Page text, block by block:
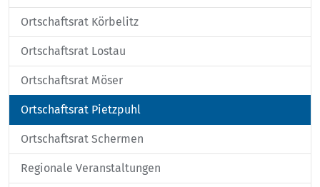
Ortschaftsrat Körbelitz
Ortschaftsrat Lostau
Ortschaftsrat Möser
Ortschaftsrat Pietzpuhl
Ortschaftsrat Schermen
Regionale Veranstaltungen